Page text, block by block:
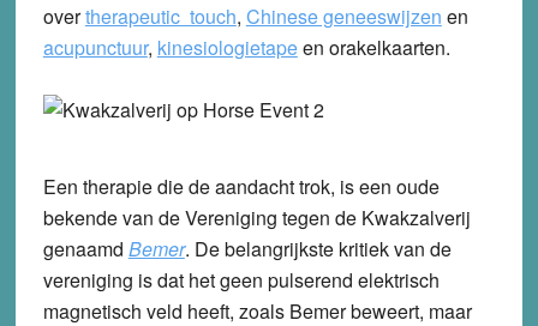
overtherapeutic touch, Chinese geneeswijzen en
acupunctuur, kinesiologietapeen orakelkaarten.
Een therapie die de aandacht trok, is een oude
bekende van de Vereniging tegen de Kwakzalverij
genaamd Bemer. De belangrijkste kritiek van de
vereniging is dat het geen pulserend elektrisch
magnetisch veld heeft, zoals Bemer beweert, maar